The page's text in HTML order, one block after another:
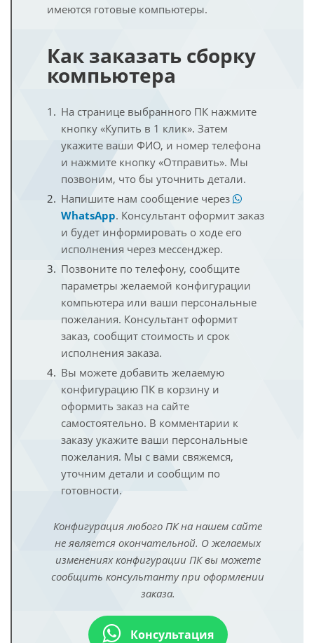
имеются готовые компьютеры.
Как заказать сборку
компьютера
На странице выбранного ПК нажмите
кнопку «Купить в 1 клик». Затем
укажите ваши ФИО, и номер телефона
и нажмите кнопку «Отправить». Мы
позвоним, что бы уточнить детали.
Напишите нам сообщение через
WhatsApp. Консультант оформит заказ
и будет информировать о ходе его
исполнения через мессенджер.
Позвоните по телефону, сообщите
параметры желаемой конфигурации
компьютера или ваши персональные
пожелания. Консультант оформит
заказ, сообщит стоимость и срок
исполнения заказа.
Вы можете добавить желаемую
конфигурацию ПК в корзину и
оформить заказ на сайте
самостоятельно. В комментарии к
заказу укажите ваши персональные
пожелания. Мы с вами свяжемся,
уточним детали и сообщим по
готовности.
Конфигурация любого ПК на нашем сайте
не является окончательной. О желаемых
изменениях конфигурации ПК вы можете
сообщить консультанту при оформлении
заказа.
Консультация